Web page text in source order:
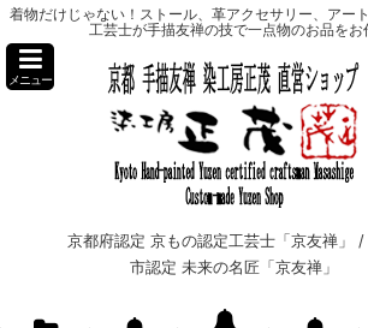
着物だけじゃない！ストール、革アクセサリー、アー
工芸士が手描友禅の技で一点物のお品をお
メニュー
京都府認定 京もの認定工芸士「京友禅」 /
市認定 未来の名匠「京友禅」